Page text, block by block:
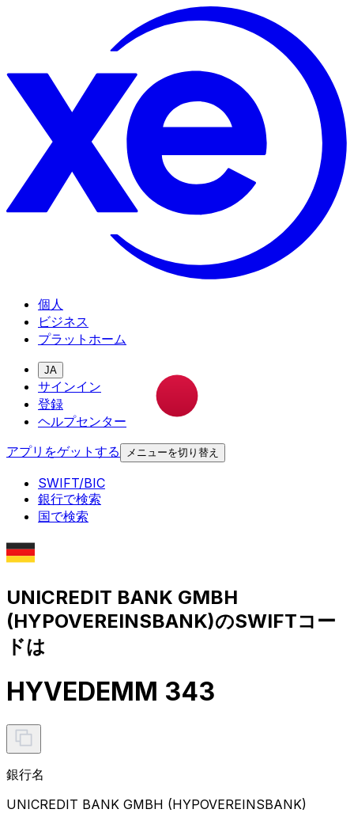
個人
ビジネス
プラットホーム
JA
サインイン
登録
ヘルプセンター
アプリをゲットする
メニューを切り替え
SWIFT/BIC
銀行で検索
国で検索
UNICREDIT BANK GMBH
(HYPOVEREINSBANK)のSWIFTコー
ドは
HYVEDEMM 343
銀行名
UNICREDIT BANK GMBH (HYPOVEREINSBANK)